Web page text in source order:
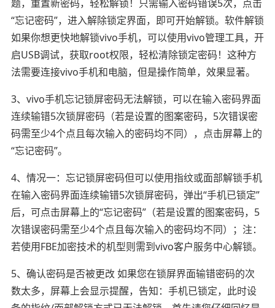
题，重置新密码，轻松解锁！只需输入密码错误5次，点击
“忘记密码”，进入解除锁定界面，即可开始解锁。软件解锁
如果你想更快地解锁vivo手机，可以使用vivo管理工具，开
启USB调试，获取root权限，轻松清除锁定密码！这种方
法需要连接vivo手机和电脑，但是操作简单，效果显著。
3、vivo手机忘记锁屏密码无法解锁，可以在输入密码界面
连续输错5次锁屏密码（若是设置的图案密码，5次错误密
码需至少4个点且每次输入的密码均不同），点击屏幕上的
“忘记密码”。
4、情况一：忘记锁屏密码但可以使用指纹或面部解锁手机
在输入密码界面连续输错5次锁屏密码，弹出“手机已锁定”
后，可点击屏幕上的“忘记密码”（若是设置的图案密码，5
次错误密码需至少4个点且每次输入的密码均不同）；注：
若使用FBE加密技术的机型则需到vivo客户服务中心解锁。
5、确认密码是否被更改 如果您在锁屏界面输错密码的次
数太多，屏幕上会显示提醒，告知：手机已锁定，此时设